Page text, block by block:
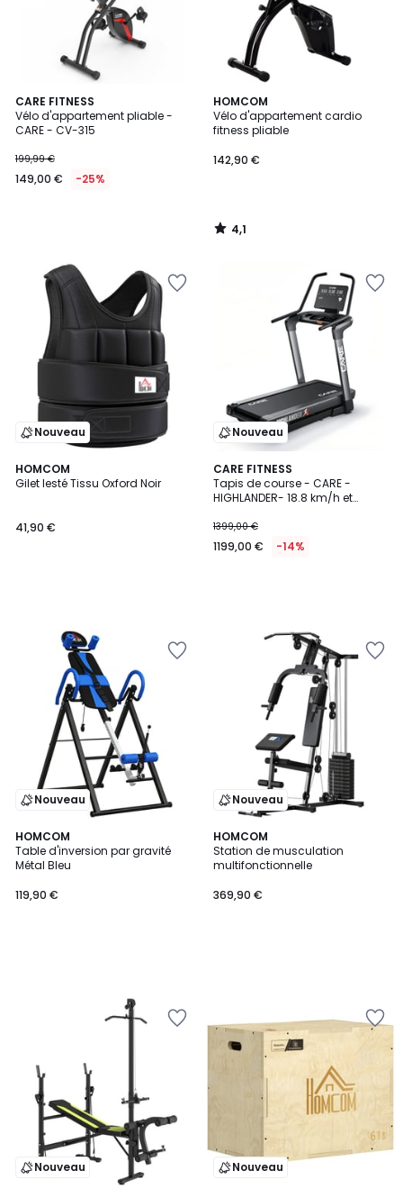
CARE FITNESS
Vélo d'appartement pliable -
CARE - CV-315
199,99 €
149,00 € -25%
HOMCOM
Vélo d'appartement cardio
fitness pliable
142,90 €
4,1
/ 5
4,1
/
Nouveau
HOMCOM
Gilet lesté Tissu Oxford Noir
41,90 €
Nouveau
CARE FITNESS
Tapis de course - CARE -
HIGHLANDER- 18.8 km/h et
1399,00 €
1199,00 € -14%
Nouveau
HOMCOM
Table d'inversion par gravité
Métal Bleu
119,90 €
Nouveau
HOMCOM
Station de musculation
multifonctionnelle
369,90 €
Nouveau Nouveau